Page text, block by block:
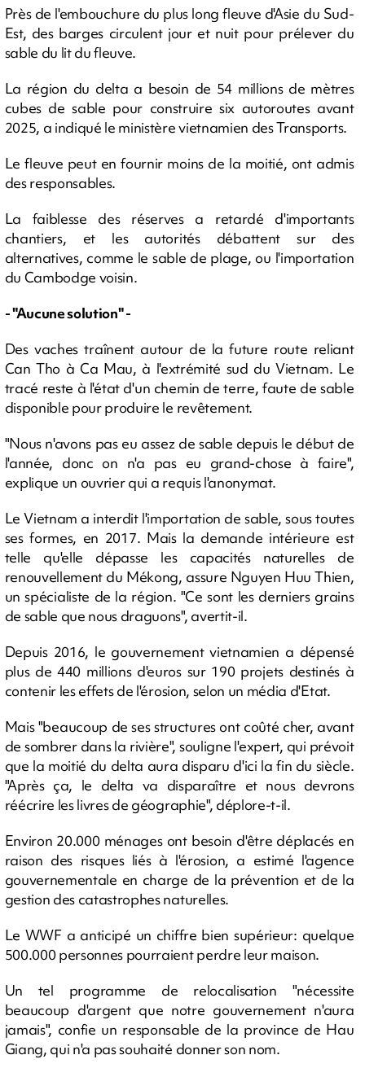
Près de l'embouchure du plus long fleuve d'Asie du Sud-
Est, des barges circulent jour et nuit pour prélever du
sable du lit du fleuve.
La région du delta a besoin de 54 millions de mètres
cubes de sable pour construire six autoroutes avant
2025, a indiqué le ministère vietnamien des Transports.
Le fleuve peut en fournir moins de la moitié, ont admis
des responsables.
La faiblesse des réserves a retardé d'importants
chantiers, et les autorités débattent sur des
alternatives, comme le sable de plage, ou l'importation
du Cambodge voisin.
- "Aucune solution" -
Des vaches traînent autour de la future route reliant
Can Tho à Ca Mau, à l'extrémité sud du Vietnam. Le
tracé reste à l'état d'un chemin de terre, faute de sable
disponible pour produire le revêtement.
"Nous n'avons pas eu assez de sable depuis le début de
l'année, donc on n'a pas eu grand-chose à faire",
explique un ouvrier qui a requis l'anonymat.
Le Vietnam a interdit l'importation de sable, sous toutes
ses formes, en 2017. Mais la demande intérieure est
telle qu'elle dépasse les capacités naturelles de
renouvellement du Mékong, assure Nguyen Huu Thien,
un spécialiste de la région. "Ce sont les derniers grains
de sable que nous draguons", avertit-il.
Depuis 2016, le gouvernement vietnamien a dépensé
plus de 440 millions d'euros sur 190 projets destinés à
contenir les effets de l'érosion, selon un média d'Etat.
Mais "beaucoup de ses structures ont coûté cher, avant
de sombrer dans la rivière", souligne l'expert, qui prévoit
que la moitié du delta aura disparu d'ici la fin du siècle.
"Après ça, le delta va disparaître et nous devrons
réécrire les livres de géographie", déplore-t-il.
Environ 20.000 ménages ont besoin d'être déplacés en
raison des risques liés à l'érosion, a estimé l'agence
gouvernementale en charge de la prévention et de la
gestion des catastrophes naturelles.
Le WWF a anticipé un chiffre bien supérieur: quelque
500.000 personnes pourraient perdre leur maison.
Un tel programme de relocalisation "nécessite
beaucoup d'argent que notre gouvernement n'aura
jamais", confie un responsable de la province de Hau
Giang, qui n'a pas souhaité donner son nom.